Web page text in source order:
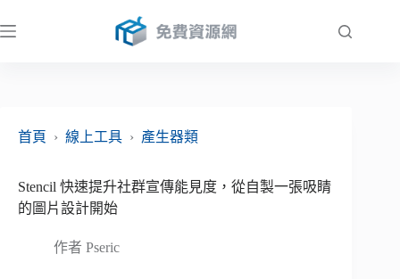
至
首頁
› 線上工具 › 產生器類
Stencil 快速提升社群宣傳能見度，從自製一張吸睛
的圖片設計開始
作者 Pseric